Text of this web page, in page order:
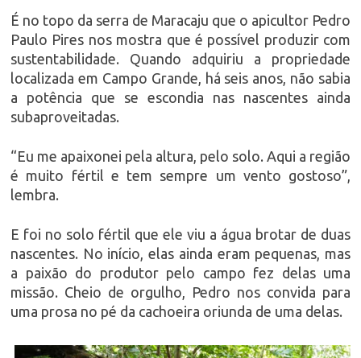
É no topo da serra de Maracaju que o apicultor Pedro
Paulo Pires nos mostra que é possível produzir com
sustentabilidade. Quando adquiriu a propriedade
localizada em Campo Grande, há seis anos, não sabia
a potência que se escondia nas nascentes ainda
subaproveitadas.
“Eu me apaixonei pela altura, pelo solo. Aqui a região
é muito fértil e tem sempre um vento gostoso”,
lembra.
E foi no solo fértil que ele viu a água brotar de duas
nascentes. No início, elas ainda eram pequenas, mas
a paixão do produtor pelo campo fez delas uma
missão. Cheio de orgulho, Pedro nos convida para
uma prosa no pé da cachoeira oriunda de uma delas.